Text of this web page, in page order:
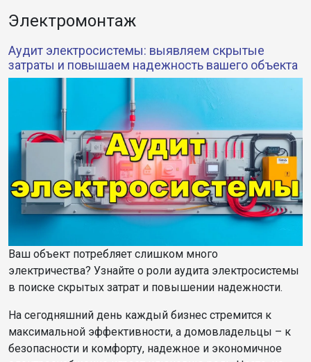
Электромонтаж
Аудит электросистемы: выявляем скрытые
затраты и повышаем надежность вашего объекта
Ваш объект потребляет слишком много
электричества? Узнайте о роли аудита электросистемы
в поиске скрытых затрат и повышении надежности.
На сегодняшний день каждый бизнес стремится к
максимальной эффективности, а домовладельцы – к
безопасности и комфорту, надежное и экономичное